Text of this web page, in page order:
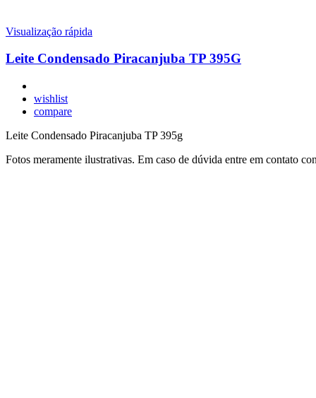
Visualização rápida
Leite Condensado Piracanjuba TP 395G
wishlist
compare
Leite Condensado Piracanjuba TP 395g
Fotos meramente ilustrativas. Em caso de dúvida entre em contato